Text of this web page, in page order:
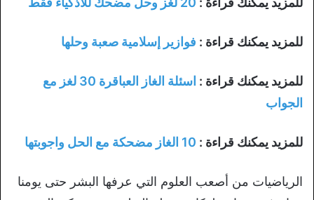
للمزيد يمكنك قراءة : فوازير إسلامية صعبة وحلها
للمزيد يمكنك قراءة :
اسئلة الغاز العباقرة 30 لغز مع
الجواب
للمزيد يمكنك قراءة : 10 الغاز مضحكة مع الحل واجوبتها
الرياضيات من أصعب العلوم التي عرفها البشر حتى يومنا